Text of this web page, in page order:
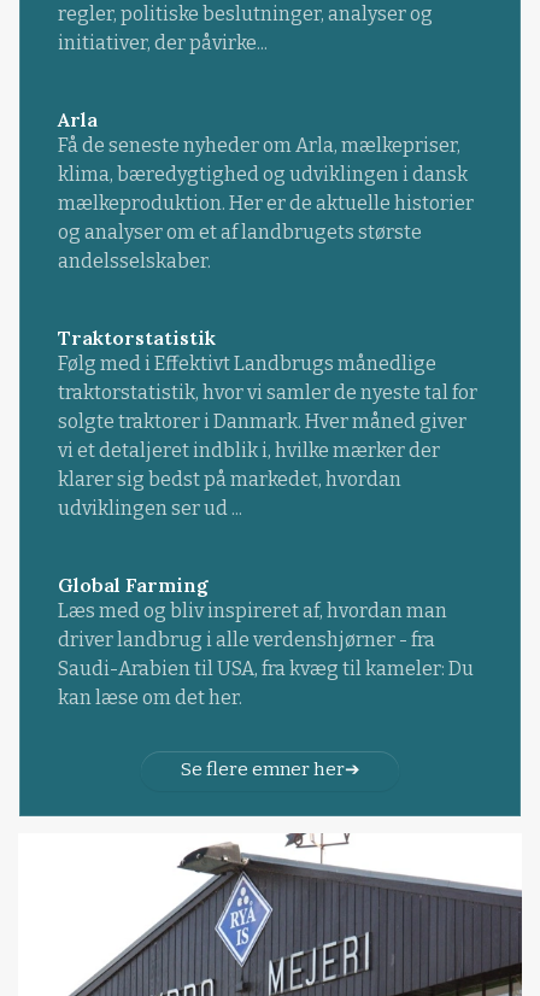
regler, politiske beslutninger, analyser og
initiativer, der påvirke...
Arla
Få de seneste nyheder om Arla, mælkepriser,
klima, bæredygtighed og udviklingen i dansk
mælkeproduktion. Her er de aktuelle historier
og analyser om et af landbrugets største
andelsselskaber.
Traktorstatistik
Følg med i Effektivt Landbrugs månedlige
traktorstatistik, hvor vi samler de nyeste tal for
solgte traktorer i Danmark. Hver måned giver
vi et detaljeret indblik i, hvilke mærker der
klarer sig bedst på markedet, hvordan
udviklingen ser ud ...
Global Farming
Læs med og bliv inspireret af, hvordan man
driver landbrug i alle verdenshjørner - fra
Saudi-Arabien til USA, fra kvæg til kameler: Du
kan læse om det her.
Se flere emner her